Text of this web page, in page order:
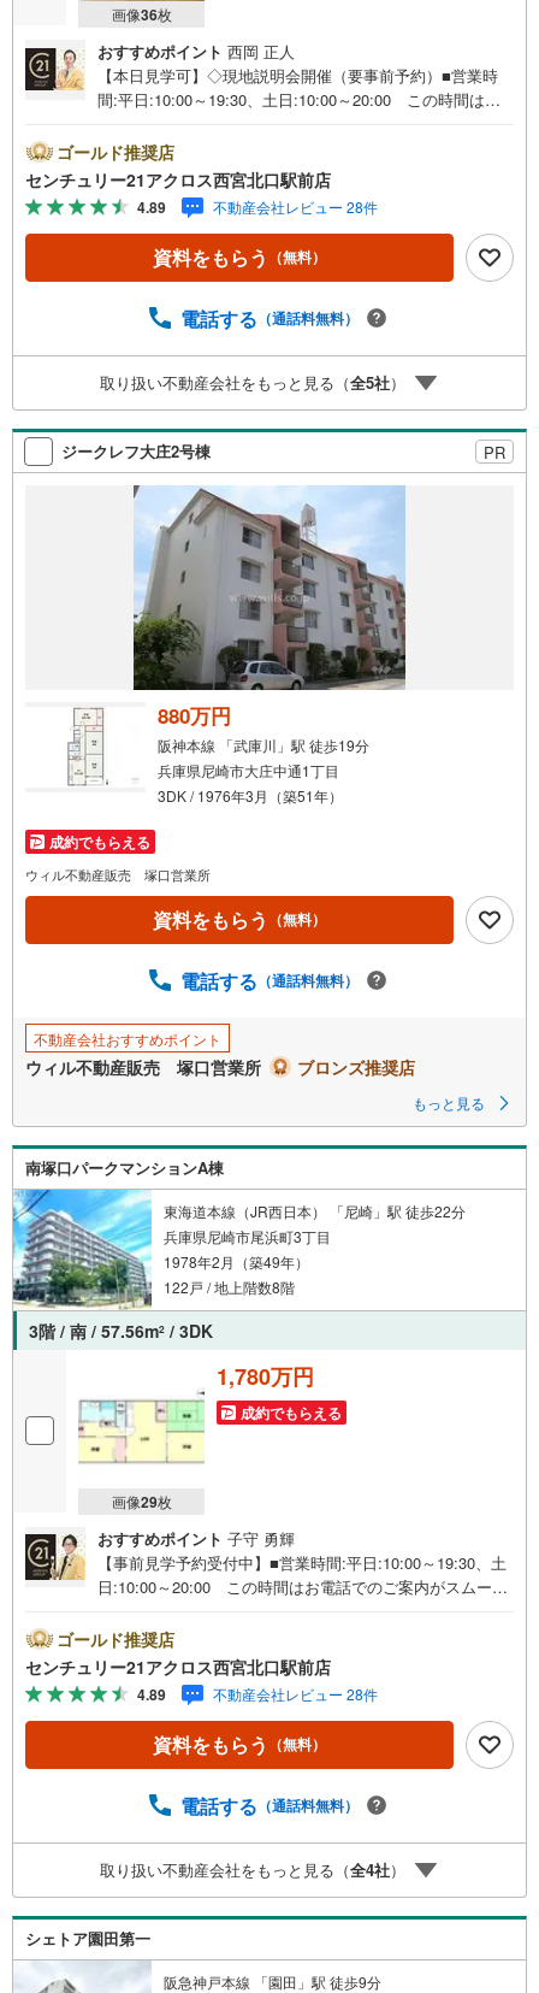
画像36枚
おすすめポイント 西岡 正人
【本日見学可】◇現地説明会開催（要事前予約）■営業時
間:平日:10:00～19:30、土日:10:00～20:00 この時間はお
まで徒歩4分。関西労災病院まで徒歩圏内です。武庫川河川
敷まで徒歩約2分です。＝＝センチュリー21アクロスグルー
プの3つの特徴＝＝＝■センチュリー21グループで28年連続
No.1（1997年～2024年兵庫地区仲介実績） 尼崎・伊丹・
西宮・宝塚にて8店舗展開中。阪神間での購入や売却は当店
にお任せ下さい■お客様駐車場、キッズスペース完備 8店
す。 お子様連れでもご安心ください。■取り扱い物件多数
や、1000万円台の中古マンションを始め多数物件を取り扱
っています。Yahoo！不動産に掲載しきれない物件もご紹
介できます。お気軽にお問合せください。弊社ホームペー
ジへは「C21アクロス」で検索！
ゴールド推奨店
センチュリー21アクロス西宮北口駅前店
4.89 不動産会社レビュー 28件
資料をもらう （無料）
電話する （通話料無料）
取り扱い不動産会社をもっと見る（全5社）
ジークレフ大庄2号棟 PR
880万円
阪神本線 「武庫川」駅 徒歩19分
兵庫県尼崎市大庄中通1丁目
3DK / 1976年3月（築51年）
成約でもらえる
ウィル不動産販売 塚口営業所
資料をもらう （無料）
電話する （通話料無料）
不動産会社おすすめポイント
ウィル不動産販売 塚口営業所 ブロンズ推奨店
もっと見る
南塚口パークマンションA棟
東海道本線（JR西日本） 「尼崎」駅 徒歩22分
兵庫県尼崎市尾浜町3丁目
1978年2月（築49年）
122戸 / 地上階数8階
3階 / 南 / 57.56m2 / 3DK
画像29枚
1,780万円
成約でもらえる
おすすめポイント 子守 勇輝
【事前見学予約受付中】■営業時間:平日:10:00～19:30、土
日:10:00～20:00 この時間はお電話でのご案内がスムーズ
2分です。南向きバルコニー付きで陽当たり良好。業務スー
パー尼崎尾浜店まで徒歩2分でお買い物に便利。＝＝センチ
ュリー21アクロスグループの3つの特徴＝＝＝■センチュリ
ー21グループで28年連続No.1（1997年～2024年兵庫地区仲
介実績） 尼崎・伊丹・西宮・宝塚にて8店舗展開中。阪神
間での購入や売却は当店にお任せ下さい■お客様駐車場、キ
でのお越しも大歓迎です。 お子様連れでもご安心くださ
2000万円台の新築戸建や、1000万円台の中古マンションを
始め多数物件を取り扱っています。Yahoo！不動産に掲載
しきれない物件もご紹介できます。お気軽にお問合せくだ
さい。弊社ホームページへは「C21アクロス」で検索！
ゴールド推奨店
センチュリー21アクロス西宮北口駅前店
4.89 不動産会社レビュー 28件
資料をもらう （無料）
電話する （通話料無料）
取り扱い不動産会社をもっと見る（全4社）
シェトア園田第一
阪急神戸本線 「園田」駅 徒歩9分